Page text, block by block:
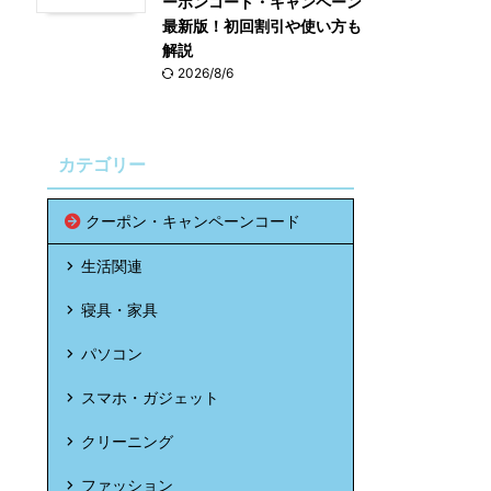
最新版！初回割引や使い方も
解説
2026/8/6
カテゴリー
クーポン・キャンペーンコード
生活関連
寝具・家具
パソコン
スマホ・ガジェット
クリーニング
ファッション